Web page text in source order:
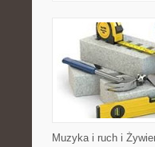
Muzyka i ruch i